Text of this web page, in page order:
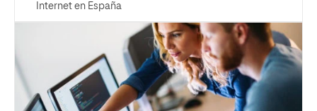
Internet en España